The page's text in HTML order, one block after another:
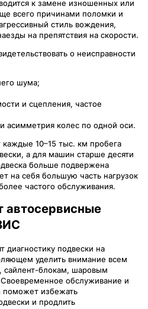
к замене изношенных или
всего причинами поломки и
стиль вождения,
на препятствия на скорости.
о неисправности
шума;
и сцепления, частое
асимметрия колес по одной оси.
10–15 тыс. км пробега
а для машин старше десяти
больше подвержена
на себя большую часть нагрузок
частого обслуживания.
диагностику подвески на
уделить внимание всем
сайлент-блокам, шаровым
обслуживание и
поможет избежать
и продлить